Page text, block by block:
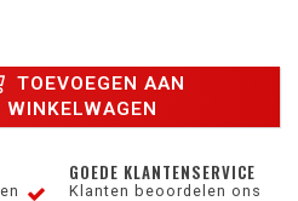
TOEVOEGEN AAN
WINKELWAGEN
GOEDE KLANTENSERVICE
Klanten beoordelen ons